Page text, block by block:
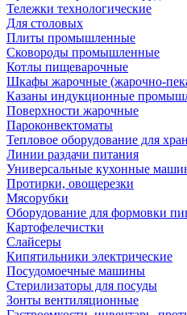
Тележки технологические
Для столовых
Плиты промышленные
Сковороды промышленные
Котлы пищеварочные
Шкафы жарочные (жарочно-
Казаны индукционные
Поверхности жарочные
Пароконвектоматы
Тепловое оборудование для
Линии раздачи питания
Универсальные кухонные
Протирки, овощерезки
Мясорубки
Оборудование для формовки
Картофелечистки
Слайсеры
Кипятильники электрические
Посудомоечные машины
Стерилизаторы для посуды
Зонты вентиляционные